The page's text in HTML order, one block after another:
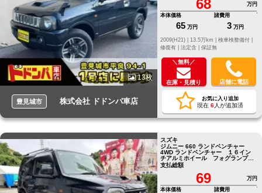
13枚
豊見城市 株式会社 ドドンパ車店
68
万円
本体価格
65 万円
諸費用
3 万円
修復有 | 法定含 | 保証無
＼無料／
在庫・見積り 店舗に電話
お気に入り追加
現在 6人が追加済
スズキ
ジムニー 660 ランドベンチャー
4WD ランドベンチャー １６イン
チアルミホイール フォグランプ
ＣＤ再生可 ＦＭトランスミッタ
ー
支払総額
69
万円
本体価格
諸費用